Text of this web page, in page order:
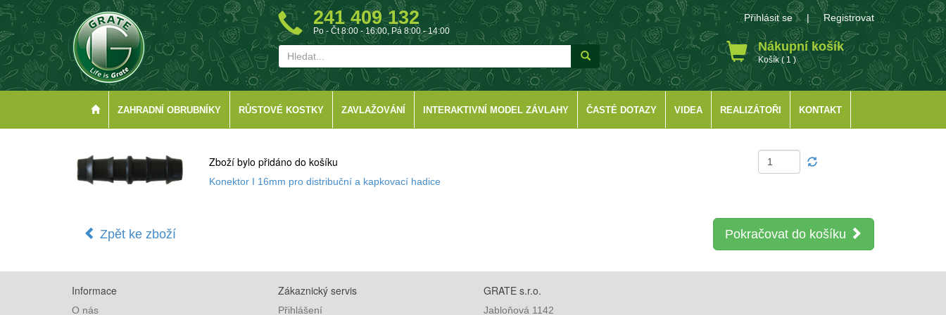
241 409 132
Po - Čt 8:00 - 16:00, Pá 8:00 - 14:00
Přihlásit se | Registrovat
Nákupní košík
Košík ( 1 )
ZAHRADNÍ OBRUBNÍKY RŮSTOVÉ KOSTKY ZAVLAŽOVÁNÍ INTERAKTIVNÍ MODEL ZÁVLAHY ČASTÉ DOTAZY VIDEA REALIZÁTOŘI KONTAKT
Zboží bylo přidáno do košíku
Konektor I 16mm pro distribuční a kapkovací hadice
Zpět ke zboží Pokračovat do košíku
Informace
O nás
Zákaznický servis
Přihlášení
GRATE s.r.o.
Jabloňová 1142